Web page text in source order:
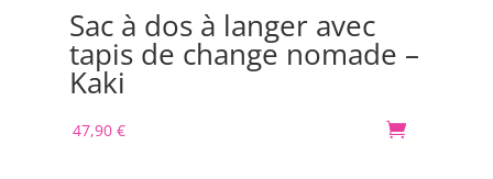
Sac à dos à langer avec
tapis de change nomade –
Kaki
47,90 € 